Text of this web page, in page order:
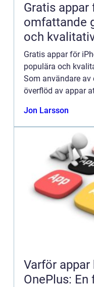
Gratis appar
omfattande
och
Gratis appar för
populära och
Som användare av
överflöd av appar
funktioner...
Jon Larsson
Varför appar
OnePlus: